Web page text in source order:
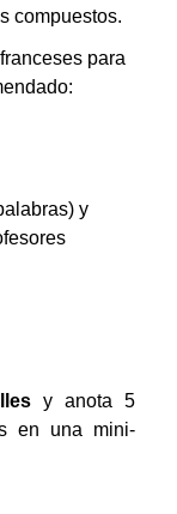
compuestos.
para
y
y anota 5
en una mini-